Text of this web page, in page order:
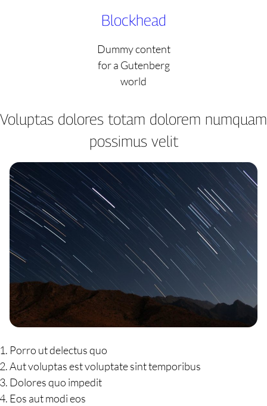
Blockhead
Dummy content
for a Gutenberg
world
Voluptas dolores totam dolorem numquam
possimus velit
Porro ut delectus quo
Aut voluptas est voluptate sint temporibus
Dolores quo impedit
Eos aut modi eos